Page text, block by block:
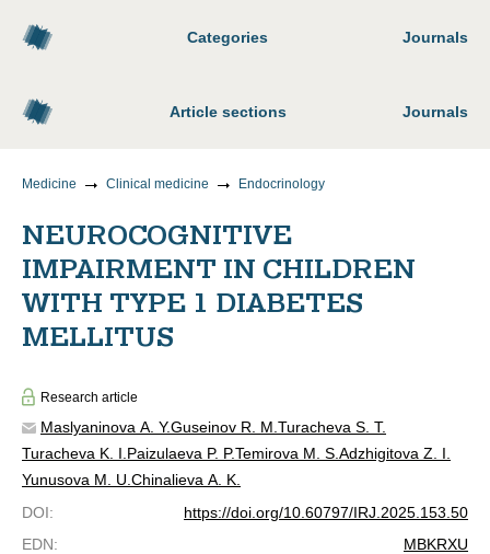
Categories Journals
Article sections Journals
Medicine Clinical medicine Endocrinology
NEUROCOGNITIVE
IMPAIRMENT IN CHILDREN
WITH TYPE 1 DIABETES
MELLITUS
Research article
Maslyaninova A. Y.Guseinov R. M. Turacheva S. T.
Turacheva K. I. Paizulaeva P. P.Temirova M. S. Adzhigitova Z. I.
Yunusova M. U. Chinalieva A. K.
DOI:
https://doi.org/10.60797/IRJ.2025.153.50
EDN: MBKRXU